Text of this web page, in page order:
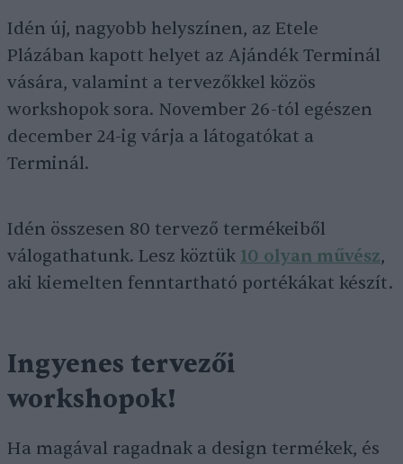
Idén új, nagyobb helyszínen, az Etele
Plázában kapott helyet az Ajándék Terminál
vására, valamint a tervezőkkel közös
workshopok sora. November 26-tól egészen
december 24-ig várja a látogatókat a
Terminál.
Idén összesen 80 tervező termékeiből
válogathatunk. Lesz köztük 10 olyan művész,
aki kiemelten fenntartható portékákat készít.
Ingyenes tervezői
workshopok!
Ha magával ragadnak a design termékek, és